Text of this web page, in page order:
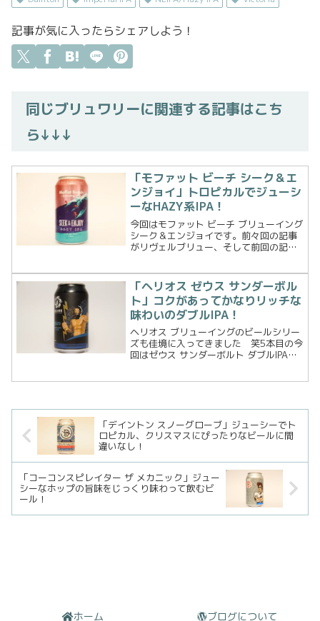
記事が気に入ったらシェアしよう！
同じブリュワリーに関連する記事はこち
ら↓↓↓
「モファット ビーチ シーク＆エ
ンジョイ」トロピカルでジューシ
ーなHAZY系IPA！
今回はモファット ビーチ ブリューイング
シーク＆エンジョイです。前々回の記事
がリヴェルブリュー、そして前回の記事
リューイング、で今回がモファットビー
チブリューイングだけでのビールとなり
ます。段階的にこ...
「ヘリオス ゼウス サンダーボル
ト」コクがあってかなりリッチな
味わいのダブルIPA！
ヘリオス ブリューイングのビールシリー
ズも佳境に入ってきました 笑5本目の今
回はゼウス サンダーボルト ダブルIPAで
「デイントン スノーグローブ」ジューシーでト
ロピカル、クリスマスにぴったりなビールに間
違いなし！
「コーコンスピレイター ザ メカニック」ジュー
シーなホップの旨味をじっくり味わって飲むビ
ール！
ホーム ブログについて